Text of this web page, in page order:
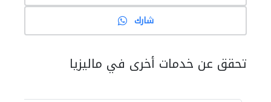
شارك
تحقق عن خدمات أخرى في ماليزيا